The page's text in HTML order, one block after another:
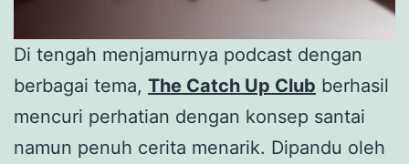
Di tengah menjamurnya podcast dengan
berbagai tema, The Catch Up Club berhasil
mencuri perhatian dengan konsep santai
namun penuh cerita menarik. Dipandu oleh